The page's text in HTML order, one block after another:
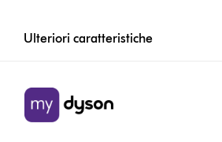
Ulteriori caratteristiche